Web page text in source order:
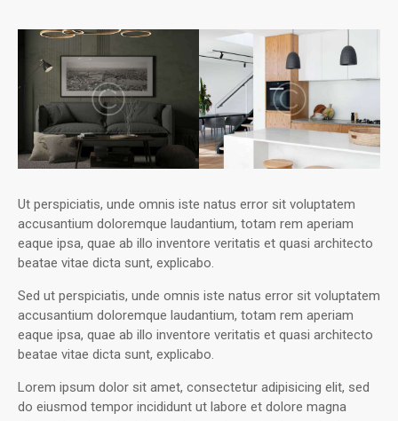
Ut perspiciatis, unde omnis iste natus error sit voluptatem
accusantium doloremque laudantium, totam rem aperiam
eaque ipsa, quae ab illo inventore veritatis et quasi architecto
beatae vitae dicta sunt, explicabo.
Sed ut perspiciatis, unde omnis iste natus error sit voluptatem
accusantium doloremque laudantium, totam rem aperiam
eaque ipsa, quae ab illo inventore veritatis et quasi architecto
beatae vitae dicta sunt, explicabo.
Lorem ipsum dolor sit amet, consectetur adipisicing elit, sed
do eiusmod tempor incididunt ut labore et dolore magna